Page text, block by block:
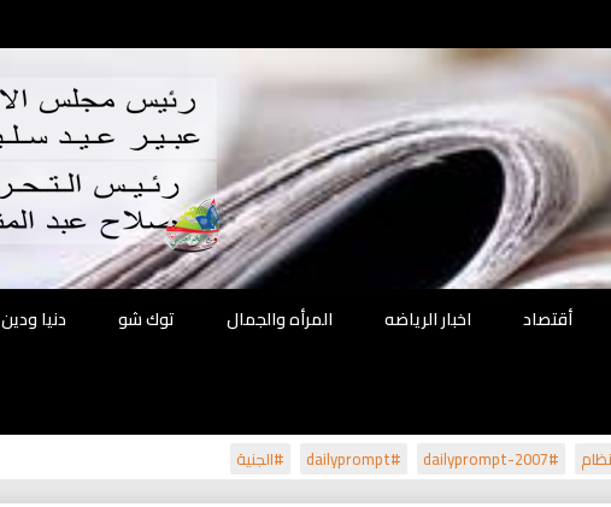
الحلم
أقتصاد اخبار الرياضه المرأه والجمال توك شو دنيا ودين
#dailyprompt-2007
#dailyprompt #الجنية